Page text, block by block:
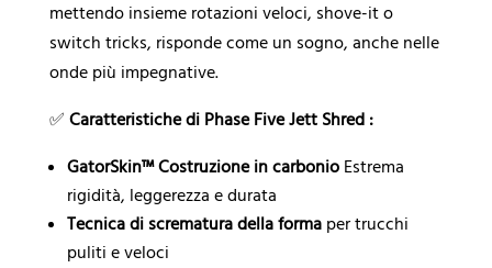
mettendo insieme rotazioni veloci, shove-it o
switch tricks, risponde come un sogno, anche nelle
onde più impegnative.
✅ Caratteristiche di Phase Five Jett Shred :
GatorSkin™ Costruzione in carbonioEstrema
rigidità, leggerezza e durata
Tecnica di scrematura della formaper trucchi
puliti e veloci